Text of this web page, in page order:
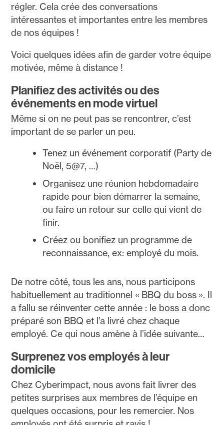
régler. Cela crée des conversations
intéressantes et importantes entre les membres
de nos équipes !
Voici quelques idées afin de garder votre équipe
motivée, même à distance !
Planifiez des activités ou des
événements en mode virtuel
Même si on ne peut pas se rencontrer, c’est
important de se parler un peu.
Tenez un événement corporatif (Party de
Noël, 5@7, …)
Organisez une réunion hebdomadaire
rapide pour bien démarrer la semaine,
ou faire un retour sur celle qui vient de
finir.
Créez ou bonifiez un programme de
reconnaissance, ex: employé du mois.
De notre côté, tous les ans, nous participons
habituellement au traditionnel « BBQ du boss ». Il
a fallu se réinventer cette année : le boss a donc
préparé son BBQ et l’a livré chez chaque
employé. Ce qui nous amène à l’idée suivante…
Surprenez vos employés à leur
domicile
Chez Cyberimpact, nous avons fait livrer des
petites surprises aux membres de l’équipe en
quelques occasions, pour les remercier. Nos